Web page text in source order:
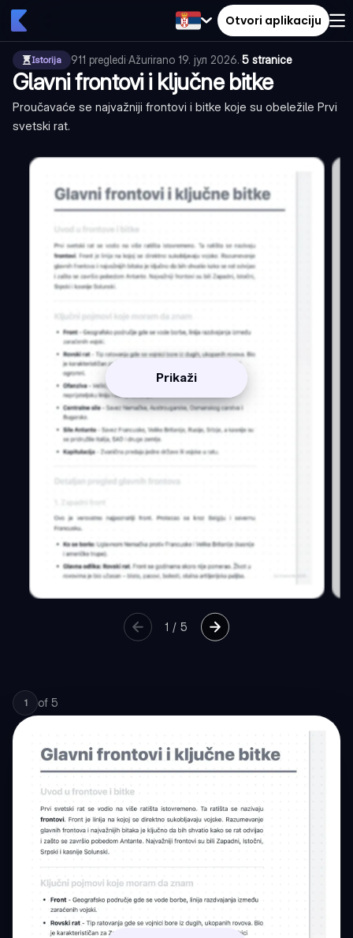
Otvori aplikaciju
Istorija 911 pregledi·Ažurirano 19. јул 2026.·5 stranice
Glavni frontovi i ključne bitke
Proučavaće se najvažniji frontovi i bitke koje su obeležile Prvi
svetski rat.
Prikaži
1 /5
1 of 5